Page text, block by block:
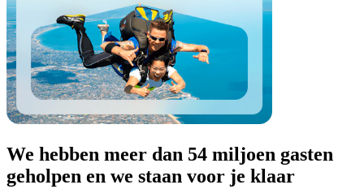
We hebben meer dan 54 miljoen gasten
geholpen en we staan voor je klaar